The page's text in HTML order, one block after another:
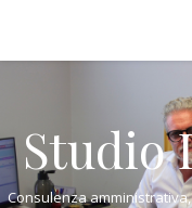
Studio
Consulenza